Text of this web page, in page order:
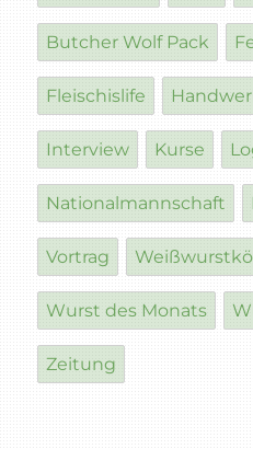
Butcher Wolf Pack
Fleischislife
Interview Kurse
Nationalmannschaft
Vortrag
Wurst des Monats
Zeitung